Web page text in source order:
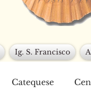
Ig. S. Francisco
Catequese